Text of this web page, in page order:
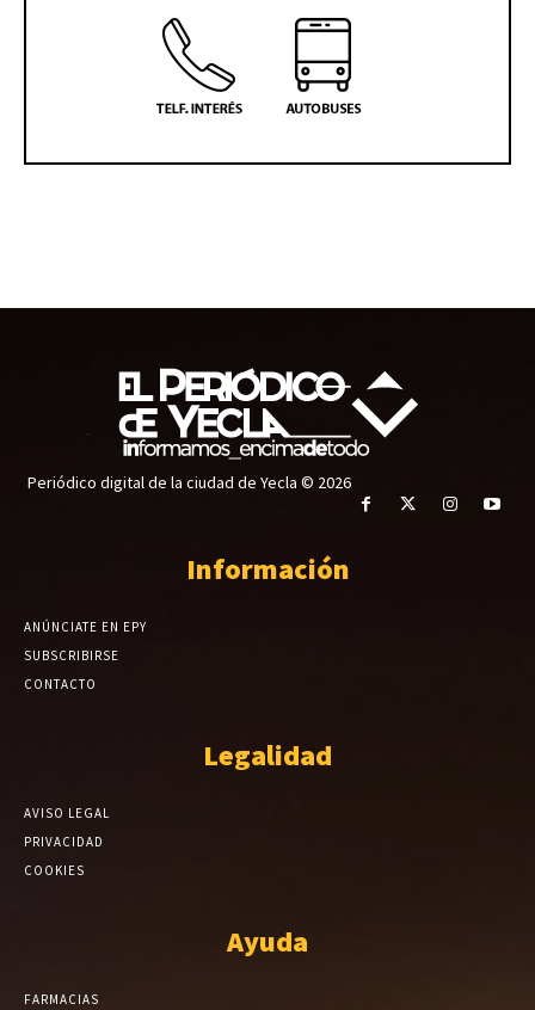
Periódico digital de la ciudad de Yecla © 2026
Información
ANÚNCIATE EN EPY
SUBSCRIBIRSE
CONTACTO
Legalidad
AVISO LEGAL
PRIVACIDAD
COOKIES
Ayuda
FARMACIAS